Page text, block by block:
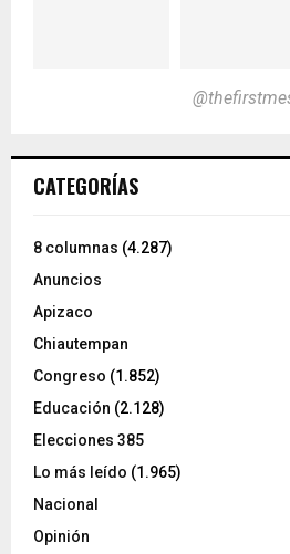
CATEGORÍAS
8 columnas (4.287)
Anuncios
Apizaco
Chiautempan
Congreso (1.852)
Educación (2.128)
Elecciones 385
Lo más leído (1.965)
Nacional
Opinión